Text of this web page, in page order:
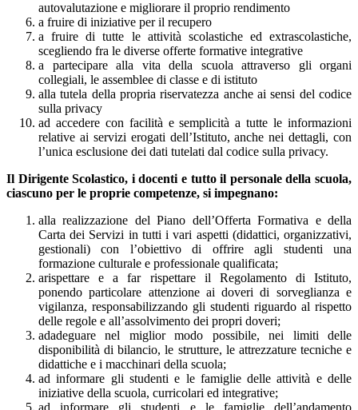
autovalutazione e migliorare il proprio rendimento
a fruire di iniziative per il recupero
a fruire di tutte le attività scolastiche ed extrascolastiche,
scegliendo fra le diverse offerte formative integrative
a partecipare alla vita della scuola attraverso gli organi
collegiali, le assemblee di classe e di istituto
alla tutela della propria riservatezza anche ai sensi del codice
sulla privacy
ad accedere con facilità e semplicità a tutte le informazioni
relative ai servizi erogati dell’Istituto, anche nei dettagli, con
l’unica esclusione dei dati tutelati dal codice sulla privacy.
Il Dirigente Scolastico, i docenti e tutto il personale della scuola,
ciascuno per le proprie competenze, si impegnano:
alla realizzazione del Piano dell’Offerta Formativa e della
Carta dei Servizi in tutti i vari aspetti (didattici, organizzativi,
gestionali) con l’obiettivo di offrire agli studenti una
formazione culturale e professionale qualificata;
arispettare e a far rispettare il Regolamento di Istituto,
ponendo particolare attenzione ai doveri di sorveglianza e
vigilanza, responsabilizzando gli studenti riguardo al rispetto
delle regole e all’assolvimento dei propri doveri;
adadeguare nel miglior modo possibile, nei limiti delle
disponibilità di bilancio, le strutture, le attrezzature tecniche e
didattiche e i macchinari della scuola;
ad informare gli studenti e le famiglie delle attività e delle
iniziative della scuola, curricolari ed integrative;